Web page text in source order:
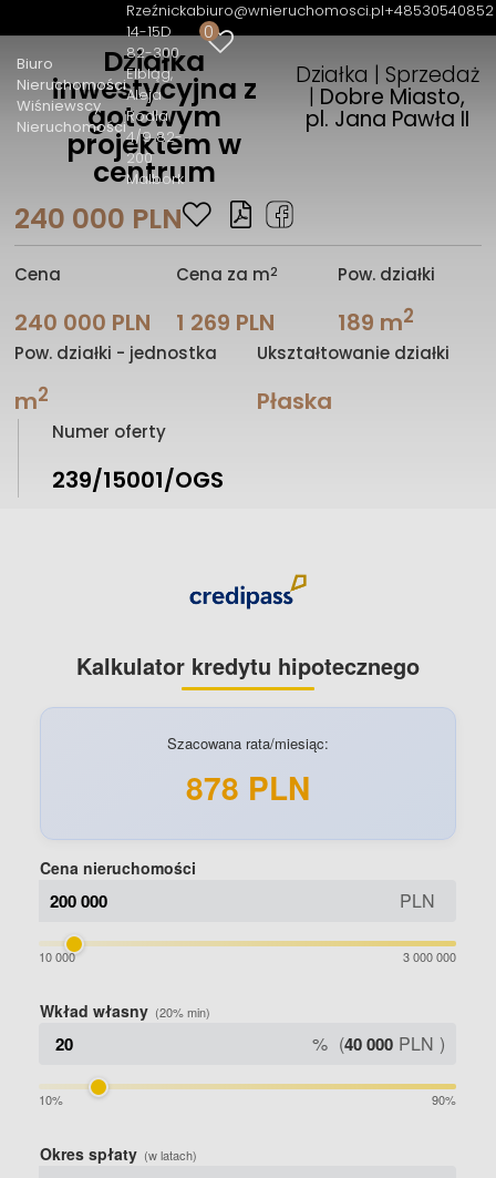
Biuro
Nieruchomości
Wiśniewscy
Nieruchomości
Rzeźnicka
14-15D
82-300
Elbląg
Aleja
Rodła
4/9 82-
200
Malbork
biuro@wnieruchomosci.pl+48530540852
0
Działka
inwestycyjna z
gotowym
projektem w
centrum
Działka | Sprzedaż
| Dobre Miasto,
pl. Jana Pawła II
240 000 PLN
Cena
240 000 PLN
Cena za m2
1 269 PLN
Pow. działki
189 m2
Pow. działki - jednostka
m2
Ukształtowanie działki
Płaska
Numer oferty
239/15001/OGS